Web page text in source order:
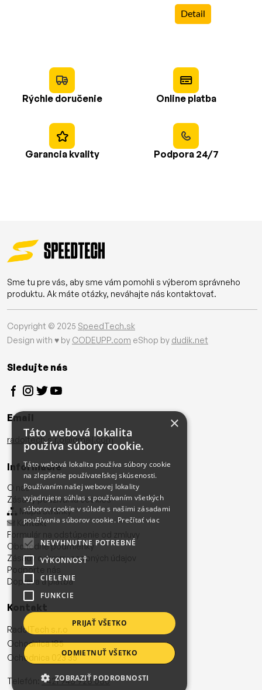
Detail
Rýchle doručenie Online platba
Garancia kvality Podpora 24/7
Sme tu pre vás, aby sme vám pomohli s výberom správneho
produktu. Ak máte otázky, neváhajte nás kontaktovať.
Copyright © 2025 SpeedTech.sk
Design with ♥ by CODEUPP.com eShop by dudik.net
Sledujte nás
Email
radoltech.s.r.o@gmail.com
Informácie
O nás
Zásady používania cookies
Mapa stránky
Kontakt
Formulár na odstúpenie od zmluvy
Obchodné podmienky
Zásady ochrany osobných údajov
Podporte nás
Doprava a platba
Kontakt
RadolTech s.r.o
Ochodnica 185
Ochodnica 023 35
Telefón:+421 948 928 080
×
Táto webová lokalita
používa súbory cookie.
Táto webová lokalita používa súbory cookie
na zlepšenie používateľskej skúsenosti.
Používaním našej webovej lokality
vyjadrujete súhlas s používaním všetkých
súborov cookie v súlade s našimi zásadami
používania súborov cookie. Prečítať viac
NEVYHNUTNE POTREBNÉ
VÝKONNOSŤ
CIELENIE
FUNKCIE
PRIJAŤ VŠETKO
ODMIETNUŤ VŠETKO
ZOBRAZIŤ PODROBNOSTI